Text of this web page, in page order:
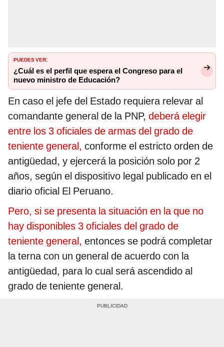
PUEDES VER:
¿Cuál es el perfil que espera el Congreso para el
nuevo ministro de Educación?
En caso el jefe del Estado requiera relevar al
comandante general de la PNP, deberá elegir
entre los 3 oficiales de armas del grado de
teniente general, conforme el estricto orden de
antigüedad, y ejercerá la posición solo por 2
años, según el dispositivo legal publicado en el
diario oficial El Peruano.
Pero, si se presenta la situación en la que no
hay disponibles 3 oficiales del grado de
teniente general, entonces se podrá completar
la terna con un general de acuerdo con la
antigüedad, para lo cual será ascendido al
grado de teniente general.